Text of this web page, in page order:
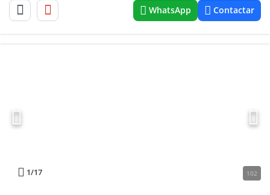
WhatsApp Contactar
1/17 102